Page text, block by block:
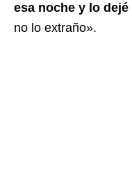
esa noche y lo
no lo extraño».